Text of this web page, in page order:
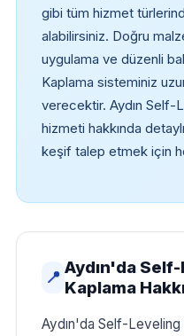
gibi tüm hizmet
alabilirsiniz. Doğru
uygulama ve düzenli
Kaplama sisteminiz
verecektir. Aydın Self-
hizmeti hakkında
keşif talep etmek için
📍
Aydın'da
Kaplama
Aydın'da Self-Leveling